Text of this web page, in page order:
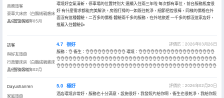
商務旅客
豪華大床房（白鵝絨親膚床
品+智能客控）
入住於2026年05月
環境好空氣清新，停車場的位置特別大 連續入住兩三年啦 每次都有車位，前台服務態度很
好 有什麼需求都能完美解決。房間打掃的一如既往乾淨，細節把控很棒，同樣的價格在外
面沒有這種體驗。二百多的價格 體驗兩千多的服務，在外地旅遊 一千多的都沒這家店好，
推薦入住體驗👍
訪客
與好友旅遊
行政雙床房（白鵝絨親膚床
品+智能客控）
入住於2026年02月
4.7 很好
評價於：2026年03月26日
服務：👌 衞生：👌👌👌👌👌👌👌👌👌👌 環境：👌👌👌👌👌👌👌👌👌👌👌👌👌👌👌👌👌👌👌
👌👌👌👌👌👌👌👌👌👌👌👌👌👌👌👌👌👌👌👌👌👌👌👌👌👌👌👌👌👌👌👌👌👌👌👌👌👌👌👌
👌👌👌👌👌👌👌👌👌👌👌👌👌👌👌👌👌👌👌👌👌👌👌👌👌👌👌👌👌👌👌👌👌👌👌👌👌👌👌👌
Dayushanren
家庭旅遊
5.0 極好
評價於：2026年02月20日
酒店環境非常好，服務也十分滿意，設施很好，我發照片給你啊，衞生也很乾凈，我給你照